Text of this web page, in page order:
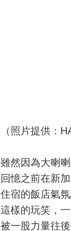
（照片提供：
雖然因為大喇
回憶之前在新
住宿的飯店氣
這樣的玩笑，
被一股力量往